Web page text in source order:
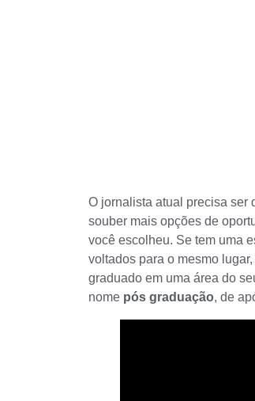
O jornalista atual precisa ser
souber mais opções de
você escolheu. Se tem uma
voltados para o mesmo
graduado em uma área do
nome pós graduação, de